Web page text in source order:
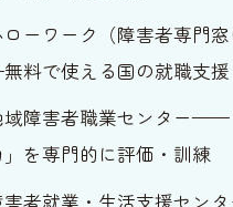
ーワーク（障害者専門窓
料で使える国の就職支援
障害者職業センター——
」を専門的に評価・訓練
者就業・生活支援センタ